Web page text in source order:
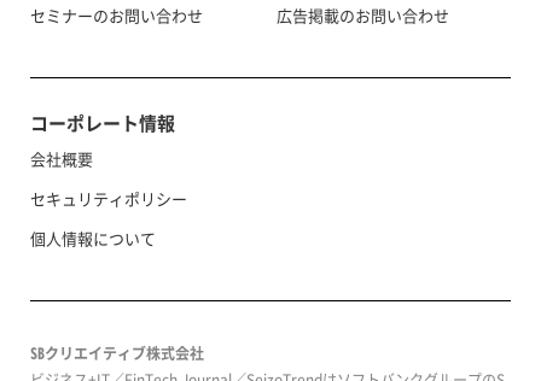
セミナーのお問い合わせ
広告掲載のお問い合わせ
コーポレート情報
会社概要
セキュリティポリシー
個人情報について
SBクリエイティブ株式会社